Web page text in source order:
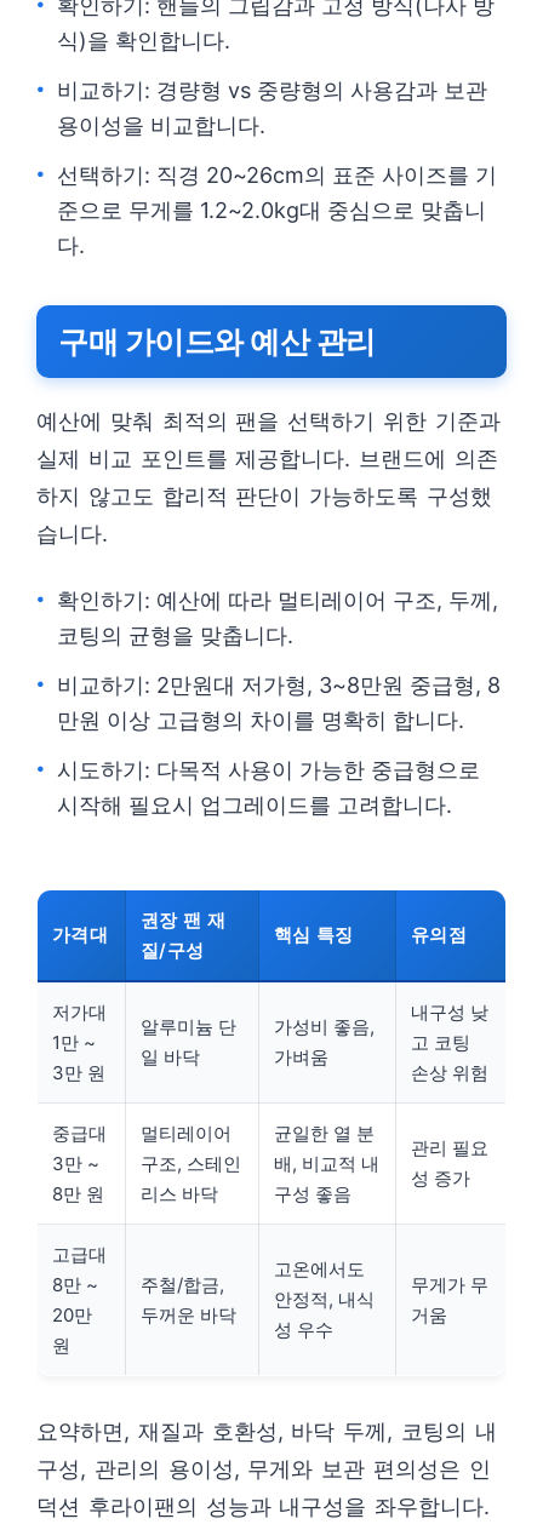
확인하기: 핸들의 그립감과 고정 방식(나사 방
식)을 확인합니다.
비교하기: 경량형 vs 중량형의 사용감과 보관
용이성을 비교합니다.
선택하기: 직경 20~26cm의 표준 사이즈를 기
준으로 무게를 1.2~2.0kg대 중심으로 맞춥니
다.
구매 가이드와 예산 관리
예산에 맞춰 최적의 팬을 선택하기 위한 기준과
실제 비교 포인트를 제공합니다. 브랜드에 의존
하지 않고도 합리적 판단이 가능하도록 구성했
습니다.
확인하기: 예산에 따라 멀티레이어 구조, 두께,
코팅의 균형을 맞춥니다.
비교하기: 2만원대 저가형, 3~8만원 중급형, 8
만원 이상 고급형의 차이를 명확히 합니다.
시도하기: 다목적 사용이 가능한 중급형으로
시작해 필요시 업그레이드를 고려합니다.
가격대
권장 팬 재
질/구성
핵심 특징 유의점
저가대
1만 ~
3만 원
알루미늄 단
일 바닥
가성비 좋음,
가벼움
내구성 낮
고 코팅
손상 위험
중급대
3만 ~
8만 원
멀티레이어
구조, 스테인
리스 바닥
균일한 열 분
배, 비교적 내
구성 좋음
관리 필요
성 증가
고급대
8만 ~
20만
원
주철/합금,
두꺼운 바닥
고온에서도
안정적, 내식
성 우수
무게가 무
거움
요약하면, 재질과 호환성, 바닥 두께, 코팅의 내
구성, 관리의 용이성, 무게와 보관 편의성은 인
덕션 후라이팬의 성능과 내구성을 좌우합니다.